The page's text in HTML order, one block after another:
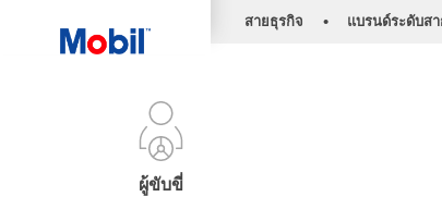
สายธุรกิจ • แบรนด์ระดับส
ผู้ขับขี่